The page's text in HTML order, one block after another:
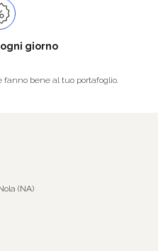
giorno
fanno bene al tuo portafoglio.
(NA)